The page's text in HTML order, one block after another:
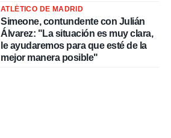
ATLÉTICO DE MADRID
Simeone, contundente con Julián
Álvarez: "La situación es muy clara,
le ayudaremos para que esté de la
mejor manera posible"